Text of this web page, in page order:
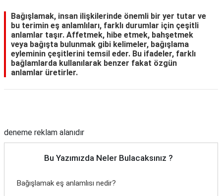
Bağışlamak, insan ilişkilerinde önemli bir yer tutar ve
bu terimin eş anlamlıları, farklı durumlar için çeşitli
anlamlar taşır. Affetmek, hibe etmek, bahşetmek
veya bağışta bulunmak gibi kelimeler, bağışlama
eyleminin çeşitlerini temsil eder. Bu ifadeler, farklı
bağlamlarda kullanılarak benzer fakat özgün
anlamlar üretirler.
deneme reklam alanıdır
Bu Yazımızda Neler Bulacaksınız ?
Bağışlamak eş anlamlısı nedir?